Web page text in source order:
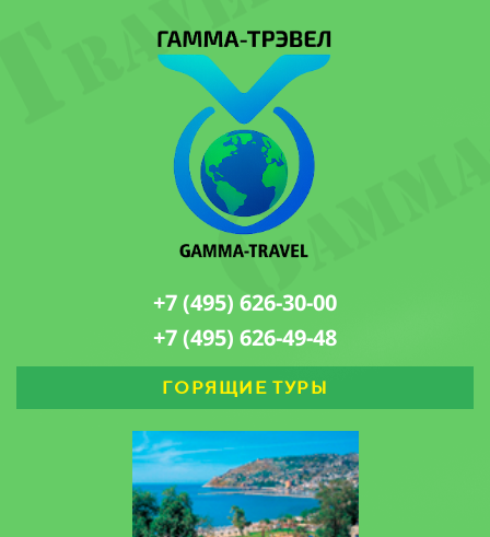
+7 (495) 626-30-00
+7 (495) 626-49-48
ГОРЯЩИЕ ТУРЫ